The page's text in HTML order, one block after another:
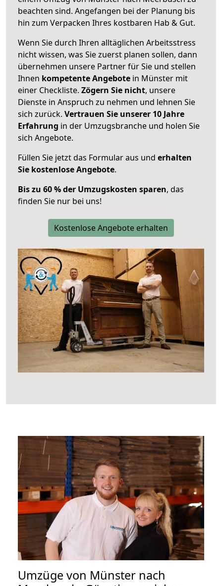
beachten sind. Angefangen bei der Planung bis
hin zum Verpacken Ihres kostbaren Hab & Gut.
Wenn Sie durch Ihren alltäglichen Arbeitsstress
nicht wissen, was Sie zuerst planen sollen, dann
übernehmen unsere Partner für Sie und stellen
Ihnen kompetente Angebote in Münster mit
einer Checkliste. Zögern Sie nicht, unsere
Dienste in Anspruch zu nehmen und lehnen Sie
sich zurück. Vertrauen Sie unserer 10 Jahre
Erfahrung in der Umzugsbranche und holen Sie
sich Angebote.
Füllen Sie jetzt das Formular aus und erhalten
Sie kostenlose Angebote.
Bis zu 60 % der Umzugskosten sparen, das
finden Sie nur bei uns!
Kostenlose Angebote erhalten
Umzüge von Münster nach